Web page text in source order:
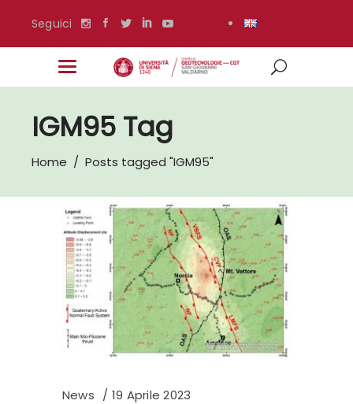
Seguici
IGM95 Tag
Home / Posts tagged "IGM95"
News 19 Aprile 2023